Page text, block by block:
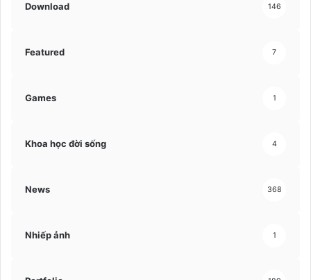
Download 146
Featured 7
Games 1
Khoa học đời sống 4
News 368
Nhiếp ảnh 1